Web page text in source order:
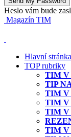
Heslo vám bude
Magazín TIM
Hlavní stránka
TOP rubriky
TIM V
TIP
TIM V
TIM V
TIM V
TIM V